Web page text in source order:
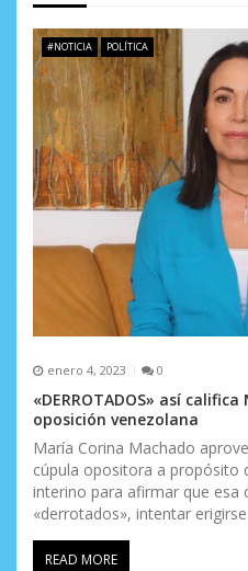
e
n
t
r
a
#NOTICIA POLÍTICA
enero 4, 2023 0
«DERROTADOS» así
oposición venezolana
María Corina Machado
cúpula opositora a propósito
interino para afirmar que esa
«derrotados», intentar
READ MORE